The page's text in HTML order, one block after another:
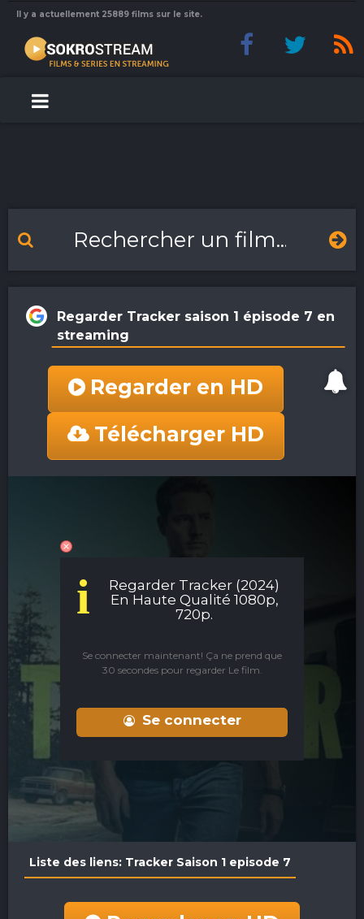
Il y a actuellement 25889 films sur le site.
Regarder Tracker saison 1 épisode 7 en
streaming
Regarder en HD
Télécharger HD
i
Regarder Tracker (2024)
En Haute Qualité 1080p,
720p.
Se connecter maintenant! Ça ne prend que
30 secondes pour regarder Le film.
Se connecter
Liste des liens: Tracker Saison 1 episode 7